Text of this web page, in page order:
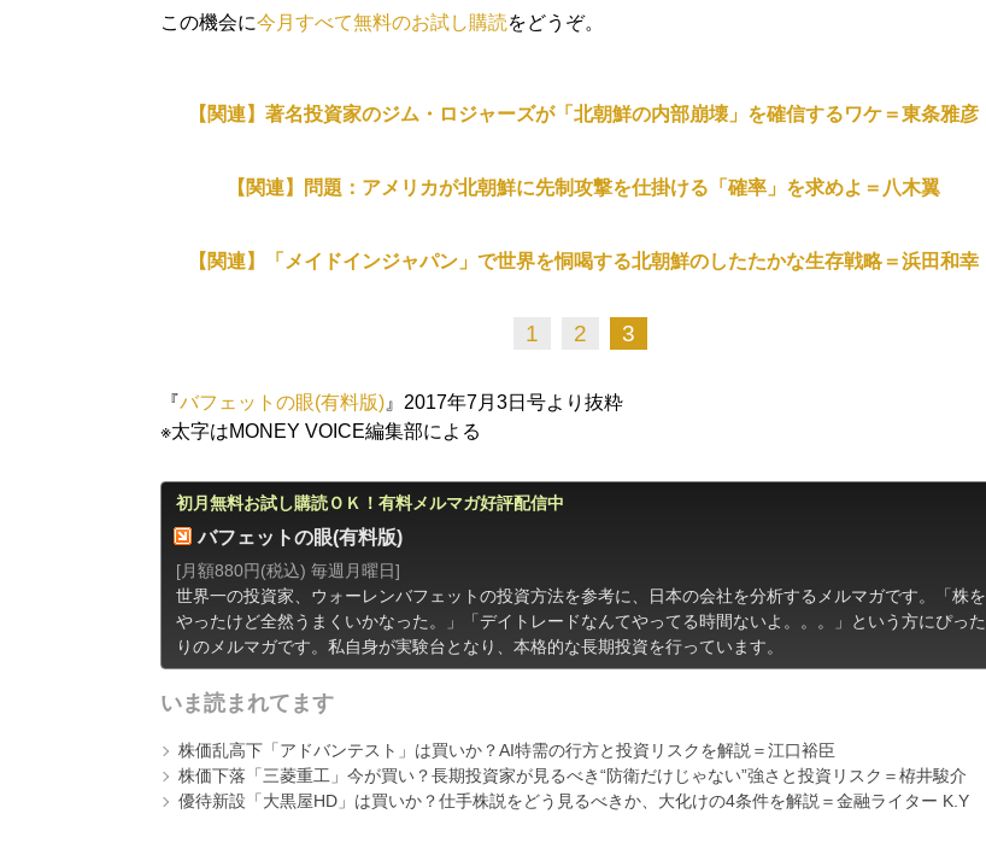
この機会に今月すべて無料のお試し購読をどうぞ。
【関連】著名投資家のジム・ロジャーズが「北朝鮮の内部崩壊」を確信するワケ＝東条雅彦
【関連】問題：アメリカが北朝鮮に先制攻撃を仕掛ける「確率」を求めよ＝八木翼
【関連】「メイドインジャパン」で世界を恫喝する北朝鮮のしたたかな生存戦略＝浜田和幸
1 2 3
『バフェットの眼(有料版) 』2017年7月3日号より抜粋
※太字はMONEY VOICE編集部による
初月無料お試し購読ＯＫ！有料メルマガ好評配信中
バフェットの眼(有料版)
[月額880円(税込) 毎週月曜日]
世界一の投資家、ウォーレンバフェットの投資方法を参考に、日本の会社を分析するメルマガです。「株を
やったけど全然うまくいかなった。」「デイトレードなんてやってる時間ないよ。。。」という方にぴった
りのメルマガです。私自身が実験台となり、本格的な長期投資を行っています。
いま読まれてます
株価乱高下「アドバンテスト」は買いか？AI特需の行方と投資リスクを解説＝江口裕臣
株価下落「三菱重工」今が買い？長期投資家が見るべき“防衛だけじゃない”強さと投資リスク＝栫井駿介
優待新設「大黒屋HD」は買いか？仕手株説をどう見るべきか、大化けの4条件を解説＝金融ライター K.Y